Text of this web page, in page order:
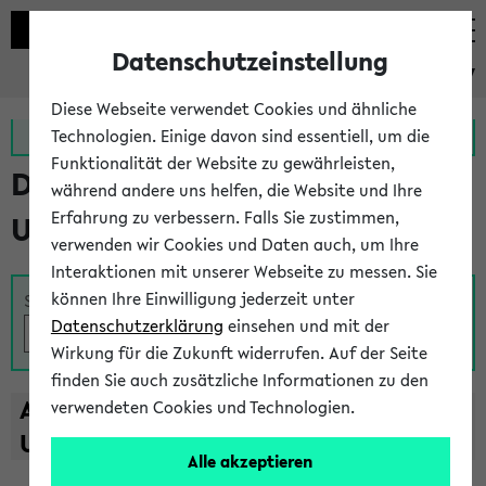
eKVV
Zur MeineUni App Zum MeineUni Portal
Das Lehrangebot der
Universität Bielefeld
Suche
A B C D E F G H I J K L M N O
U
V W X Y
Z
Datenschutzeinstellung
Diese Webseite verwendet Cookies und ähnliche
Technologien. Einige davon sind essentiell, um die
Funktionalität der Website zu gewährleisten,
während andere uns helfen, die Website und Ihre
Erfahrung zu verbessern. Falls Sie zustimmen,
verwenden wir Cookies und Daten auch, um Ihre
Interaktionen mit unserer Webseite zu messen. Sie
können Ihre Einwilligung jederzeit unter
Datenschutzerklärung einsehen und mit der
Wirkung für die Zukunft widerrufen. Auf der Seite
finden Sie auch zusätzliche Informationen zu den
verwendeten Cookies und Technologien.
Alle akzeptieren